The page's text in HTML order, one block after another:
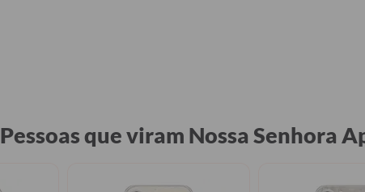
Pessoas que viram Nossa Senhora